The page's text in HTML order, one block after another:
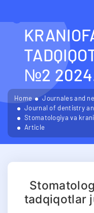
№2
Home
Journales and
Journal of dentistry
Stomatologiya va
Article
tadqiqotlar